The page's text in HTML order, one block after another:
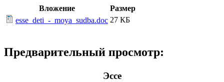
Вложение
Размер
esse_deti_-_moya_sudba.doc 27 КБ
Предварительный просмотр:
Эссе